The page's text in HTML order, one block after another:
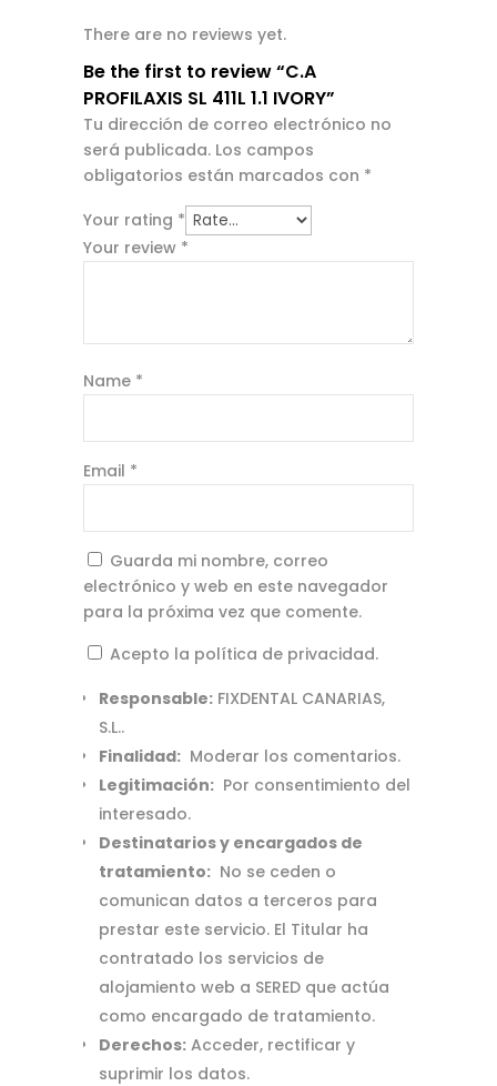
There are no reviews yet.
Be the first to review “C.A
PROFILAXIS SL 411L 1.1 IVORY”
Tu dirección de correo electrónico no
será publicada. Los campos
obligatorios están marcados con *
Your rating *
Your review *
Name *
Email *
Guarda mi nombre, correo
electrónico y web en este navegador
para la próxima vez que comente.
Acepto la política de privacidad.
Responsable:FIXDENTAL CANARIAS,
S.L..
Finalidad:Moderar los comentarios.
Legitimación:Por consentimiento del
interesado.
Destinatarios y encargados de
tratamiento:No se ceden o
comunican datos a terceros para
prestar este servicio. El Titular ha
contratado los servicios de
alojamiento web a SERED que actúa
como encargado de tratamiento.
Derechos:Acceder, rectificar y
suprimir los datos.